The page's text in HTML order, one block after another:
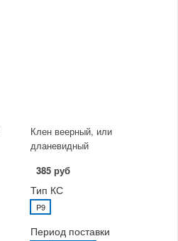
Клен веерный, или
дланевидный
385 руб
Тип КС
P9
Период поставки